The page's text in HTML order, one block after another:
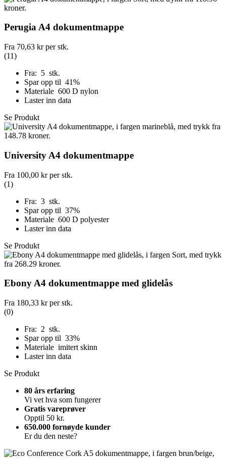
Perugia A4 dokumentmappe
Fra 70,63 krper stk.
(11)
Fra: 5 stk.
Spar opp til 41%
Materiale 600 D nylon
Laster inn data
Se Produkt
University A4 dokumentmappe
Fra 100,00 krper stk.
(1)
Fra: 3 stk.
Spar opp til 37%
Materiale 600 D polyester
Laster inn data
Se Produkt
Ebony A4 dokumentmappe med glidelås
Fra 180,33 krper stk.
(0)
Fra: 2 stk.
Spar opp til 33%
Materiale imitert skinn
Laster inn data
Se Produkt
80 års erfaring
Vi vet hva som fungerer
Gratis vareprøver
Opptil 50 kr.
650.000 fornøyde kunder
Er du den neste?